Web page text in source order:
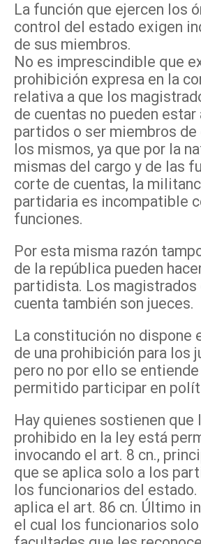
La función que ejercen los
control del estado exigen
de sus miembros.
No es imprescindible que
prohibición expresa en la
relativa a que los
de cuentas no pueden
partidos o ser miembros
los mismos, ya que por la
mismas del cargo y de las
corte de cuentas, la
partidaria es incompatible
funciones.
Por esta misma razón
de la república pueden
partidista. Los magistrados
cuenta también son jueces.
La constitución no dispone
de una prohibición para los
pero no por ello se
permitido participar en
Hay quienes sostienen que
prohibido en la ley está
invocando el art. 8 cn.,
que se aplica solo a los
los funcionarios del
aplica el art. 86 cn. Último
el cual los funcionarios